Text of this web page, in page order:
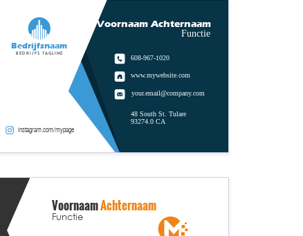
instagram.com/mypage
48 South St. Tulare
93274.0 CA
www.mywebsite.com
your.email@company.com
608-967-1020
Functie
Voornaam Achternaam
Bedrijfsnaam
Bedrijfs tagline
Functie
VoornaamAchternaam